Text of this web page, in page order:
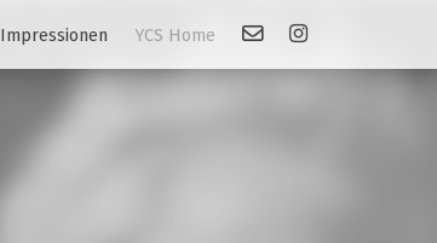
Impressionen YCS Home KontaktLink: Instagram